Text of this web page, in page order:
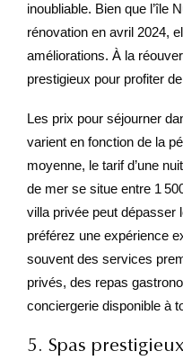
inoubliable. Bien que l’île
rénovation en avril 2024,
améliorations. À la
prestigieux pour profiter
Les prix pour séjourner
varient en fonction de la
moyenne, le tarif d’une
de mer se situe entre 1
villa privée peut dépasser
préférez une expérience
souvent des services
privés, des repas
conciergerie disponible à
5. Spas prestigieux